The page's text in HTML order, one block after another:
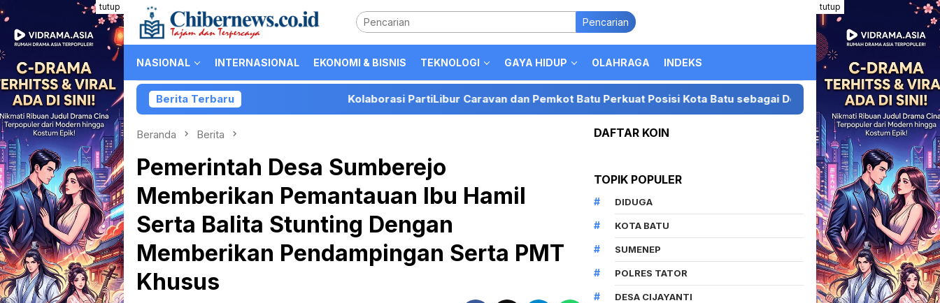
Loncat
ke
konten
tutup tutup
Pencarian
NASIONAL INTERNASIONAL EKONOMI & BISNIS TEKNOLOGI GAYA HIDUP OLAHRAGA INDEKS
Berita Terbaru Kolaborasi PartiLibur Caravan dan Pemkot Batu Perkuat Posisi Kota Batu sebagai Destinasi Festival Musik Nasional
Beranda Berita
Pemerintah Desa Sumberejo
Memberikan Pemantauan Ibu Hamil
Serta Balita Stunting Dengan
Memberikan Pendampingan Serta PMT
Khusus
DAFTAR KOIN
TOPIK POPULER
DIDUGA
KOTA BATU
SUMENEP
POLRES TATOR
DESA CIJAYANTI